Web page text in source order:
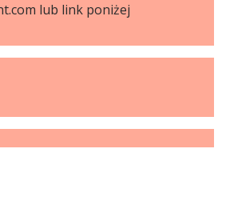
lub link poniżej